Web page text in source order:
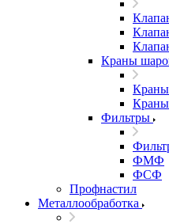
Краны
Фильтры
ФМФ
ФСФ
Профнастил
Металлообработка